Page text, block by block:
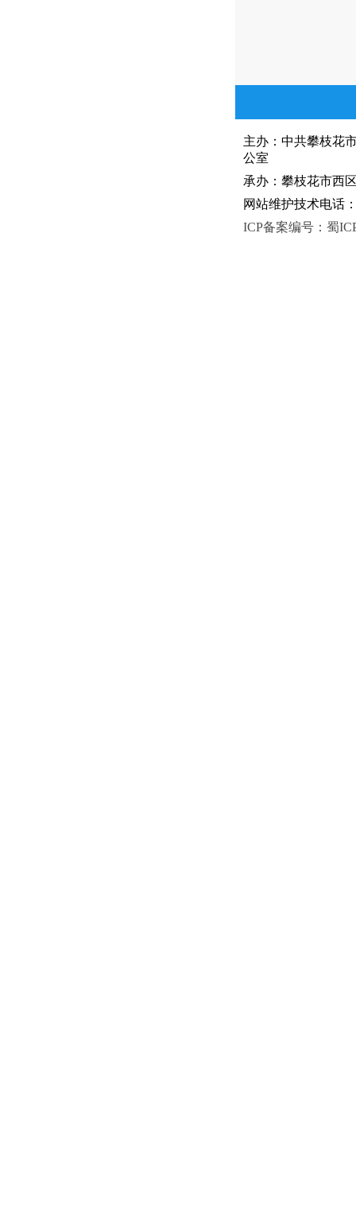
主办：中共攀枝
公室
承办：攀枝花市西
网站维护技术电话
ICP备案编号：蜀